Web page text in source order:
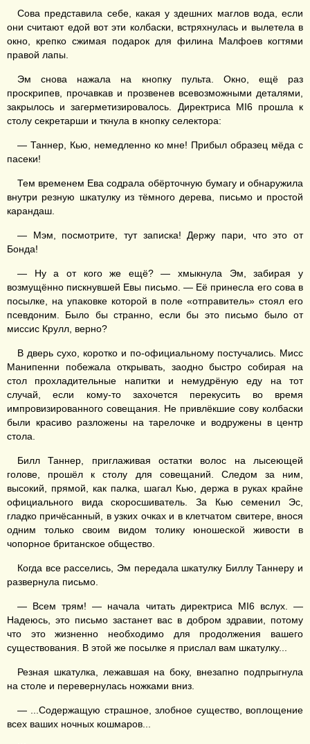
Сова представила себе, какая у здешних маглов вода, если
они считают едой вот эти колбаски, встряхнулась и вылетела в
окно, крепко сжимая подарок для филина Малфоев когтями
правой лапы.
Эм снова нажала на кнопку пульта. Окно, ещё раз
проскрипев, прочавкав и прозвенев всевозможными деталями,
закрылось и загерметизировалось. Директриса MI6 прошла к
столу секретарши и ткнула в кнопку селектора:
— Таннер, Кью, немедленно ко мне! Прибыл образец мёда с
пасеки!
Тем временем Ева содрала обёрточную бумагу и обнаружила
внутри резную шкатулку из тёмного дерева, письмо и простой
карандаш.
— Мэм, посмотрите, тут записка! Держу пари, что это от
Бонда!
— Ну а от кого же ещё? — хмыкнула Эм, забирая у
возмущённо пискнувшей Евы письмо. — Её принесла его сова в
посылке, на упаковке которой в поле «отправитель» стоял его
псевдоним. Было бы странно, если бы это письмо было от
миссис Крулл, верно?
В дверь сухо, коротко и по-официальному постучались. Мисс
Манипенни побежала открывать, заодно быстро собирая на
стол прохладительные напитки и немудрёную еду на тот
случай, если кому-то захочется перекусить во время
импровизированного совещания. Не привлёкшие сову колбаски
были красиво разложены на тарелочке и водружены в центр
стола.
Билл Таннер, приглаживая остатки волос на лысеющей
голове, прошёл к столу для совещаний. Следом за ним,
высокий, прямой, как палка, шагал Кью, держа в руках крайне
официального вида скоросшиватель. За Кью семенил Эс,
гладко причёсанный, в узких очках и в клетчатом свитере, внося
одним только своим видом толику юношеской живости в
чопорное британское общество.
Когда все расселись, Эм передала шкатулку Биллу Таннеру и
развернула письмо.
— Всем трям! — начала читать директриса MI6 вслух. —
Надеюсь, это письмо застанет вас в добром здравии, потому
что это жизненно необходимо для продолжения вашего
существования. В этой же посылке я прислал вам шкатулку...
Резная шкатулка, лежавшая на боку, внезапно подпрыгнула
на столе и перевернулась ножками вниз.
— ...Содержащую страшное, злобное существо, воплощение
всех ваших ночных кошмаров...